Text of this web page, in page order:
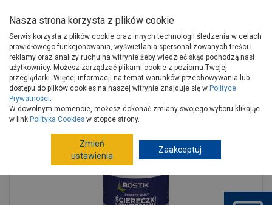
Strona główna Wykończenie
Chemia budowlana
Czyściki i zmywacze budowlane
Czyściki budowlane
Ściereczki uniwersalne 20 cm x 30 cm, 80 sztuk Perfect Seal BOSTIK
Nasza strona korzysta z plików cookie
Serwis korzysta z plików cookie oraz innych technologii śledzenia w celach
prawidłowego funkcjonowania, wyświetlania spersonalizowanych treści i
reklamy oraz analizy ruchu na witrynie żeby wiedzieć skąd pochodzą nasi
użytkownicy. Możesz zarządzać plikami cookie z poziomu Twojej
przeglądarki. Więcej informacji na temat warunków przechowywania lub
dostępu do plików cookies na naszej witrynie znajduje się w Polityce
Prywatności.
W dowolnym momencie, możesz dokonać zmiany swojego wyboru klikając
w link Polityka Cookies w stopce strony.
Zmień
ustawienia
Zaakceptuj